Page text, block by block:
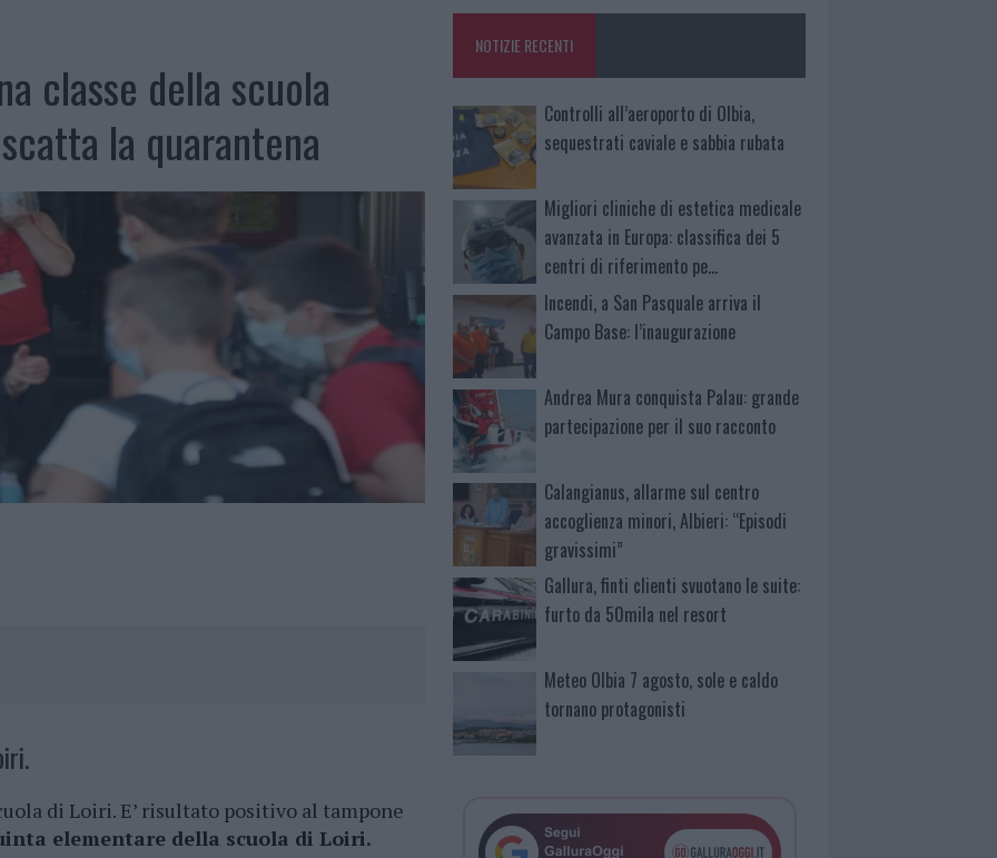
AVANZATA IN EUROPA: CLASSIFICA DEI 5 CENTRI DI RIFERIMENTO
CAMPO BASE: L’INAUGURAZIONE
classe della scuola
la quarantena
di Loiri. E’ risultato positivo al tampone
elementare della scuola di Loiri.
NOTIZIE RECENTI
Controlli all’aeroporto di Olbia,
sequestrati caviale e sabbia rubata
Migliori cliniche di estetica medicale
avanzata in Europa: classifica dei 5
centri di riferimento pe…
Incendi, a San Pasquale arriva il
Campo Base: l’inaugurazione
Andrea Mura conquista Palau: grande
partecipazione per il suo racconto
Calangianus, allarme sul centro
accoglienza minori, Albieri: “Episodi
gravissimi”
Gallura, finti clienti svuotano le suite:
furto da 50mila nel resort
Meteo Olbia 7 agosto, sole e caldo
tornano protagonisti